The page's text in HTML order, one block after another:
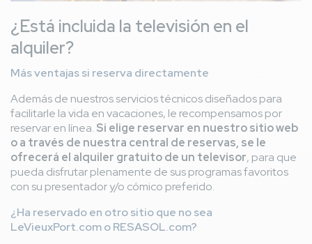
¿Está incluida la televisión en el
alquiler?
Más ventajas si reserva directamente
Además de nuestros servicios técnicos diseñados para
facilitarle la vida en vacaciones, le recompensamos por
reservar en línea. Si elige reservar en nuestro sitio web
o a través de nuestra central de reservas, se le
ofrecerá el alquiler gratuito de un televisor, para que
pueda disfrutar plenamente de sus programas favoritos
con su presentador y/o cómico preferido.
¿Ha reservado en otro sitio que no sea
LeVieuxPort.com o RESASOL.com?